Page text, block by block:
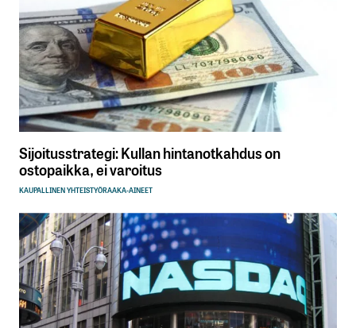
Sijoitusstrategi: Kullan hintanotkahdus on
ostopaikka, ei varoitus
KAUPALLINEN YHTEISTYÖRAAKA-AINEET